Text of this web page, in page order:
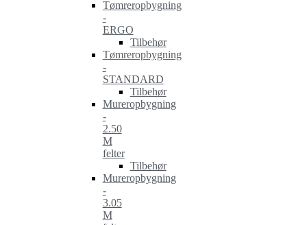
Tømreropbygning
-
ERGO
Tilbehør
Tømreropbygning
-
STANDARD
Tilbehør
Mureropbygning
-
2.50
M
felter
Tilbehør
Mureropbygning
-
3.05
M